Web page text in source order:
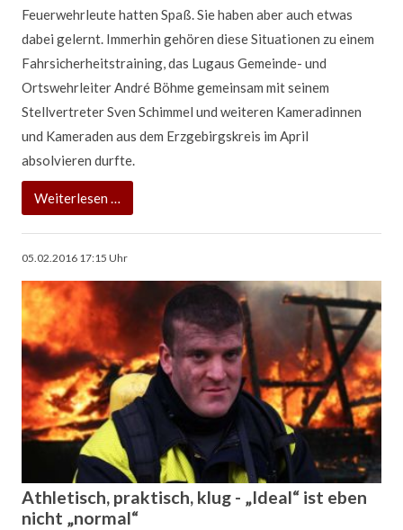
geeignet sei. Für uns Feuerwehrleute immer eine schwer zu
beantwortende Frage, denn an das „Ideal“ eines
Feuerwehrmanns - und selbstverständlich auch einer
Feuerwehrfrau - kommen wir alle nicht ran: Irgendwas ist
immer.
Weiterlesen …Athletisch,
praktisch,
-
eben
nicht
„normal“
73-jähriger bei Wohnungsbrand verletzt
URSPRUNG: Der 73-jährige Besitzer eines Bauernhauses
im Lugau
er Ortsteil Ursprung wurde am Mittwoch
(05.10.2016) bei einem Wohnhausbrand verletzt. Er
Feuerwehrleute hatten Spaß. Sie haben aber auch etwas
dabei gelernt. Immerhin gehören diese Situationen zu einem
Fahrsicherheitstraining, das Lugaus Gemeinde- und
Ortswehrleiter André Böhme gemeinsam mit seinem
Stellvertreter Sven Schimmel und weiteren Kameradinnen
und Kameraden aus dem Erzgebirgskreis im April
absolvieren durfte.
Weiterlesen …
05.02.2016 17:15 Uhr
Athletisch, praktisch, klug - „Ideal“ ist eben
nicht „normal“